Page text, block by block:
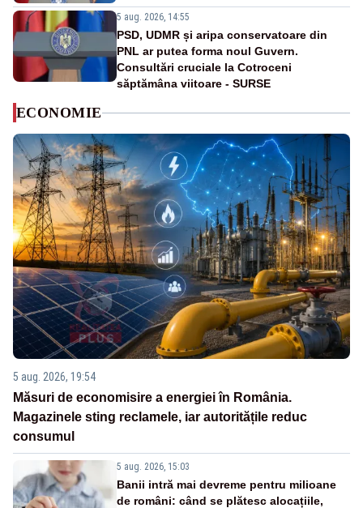
5 aug. 2026, 14:55
PSD, UDMR și aripa conservatoare din
PNL ar putea forma noul Guvern.
Consultări cruciale la Cotroceni
săptămâna viitoare - SURSE
ECONOMIE
5 aug. 2026, 19:54
Măsuri de economisire a energiei în România.
Magazinele sting reclamele, iar autoritățile reduc
consumul
5 aug. 2026, 15:03
Banii intră mai devreme pentru milioane
de români: când se plătesc alocațiile,